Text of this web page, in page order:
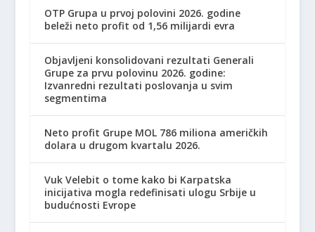
OTP Grupa u prvoj polovini 2026. godine
beleži neto profit od 1,56 milijardi evra
Objavljeni konsolidovani rezultati Generali
Grupe za prvu polovinu 2026. godine:
Izvanredni rezultati poslovanja u svim
segmentima
Neto profit Grupe MOL 786 miliona američkih
dolara u drugom kvartalu 2026.
Vuk Velebit o tome kako bi Karpatska
inicijativa mogla redefinisati ulogu Srbije u
budućnosti Evrope